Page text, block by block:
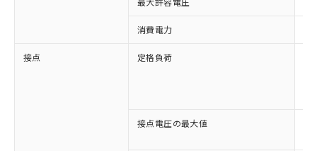
消費電力
接点 定格負荷
接点電圧の最大値